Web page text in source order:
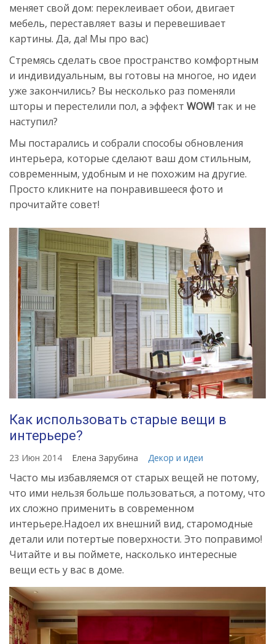
меняет свой дом: переклеивает обои, двигает
мебель, переставляет вазы и перевешивает
картины. Да, да! Мы про вас)
Стремясь сделать свое пространство комфортным
и индивидуальным, вы готовы на многое, но идеи
уже закончились? Вы несколько раз поменяли
шторы и перестелили пол, а эффект WOW! так и не
наступил?
Мы постарались и собрали способы обновления
интерьера, которые сделают ваш дом стильным,
современным, удобным и не похожим на другие.
Просто кликните на понравившееся фото и
прочитайте совет!
Как использовать старые вещи в
интерьере?
23 Июн 2014 Елена Зарубина Декор и идеи
Часто мы избавляемся от старых вещей не потому,
что ими нельзя больше пользоваться, а потому, что
их сложно применить в современном
интерьере.Надоел их внешний вид, старомодные
детали или потертые поверхности. Это поправимо!
Читайте и вы поймете, насколько интересные
вещи есть у вас в доме.